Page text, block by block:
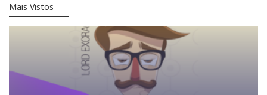
Mais Vistos